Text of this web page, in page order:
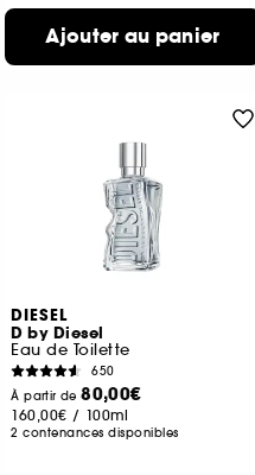
Ajouter au panier
DIESEL
D by Diesel
Eau de Toilette
650
À partir de80,00€
160,00€ / 100ml
2 contenances disponibles